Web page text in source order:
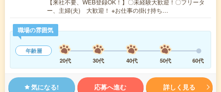
ー、主婦(夫) 大歓迎！ ※お仕事の掛け持ち…
職場の雰囲気
年齢層
20代
30代 40代 50代 60代
気になる! 応募へ進む 詳しく見る